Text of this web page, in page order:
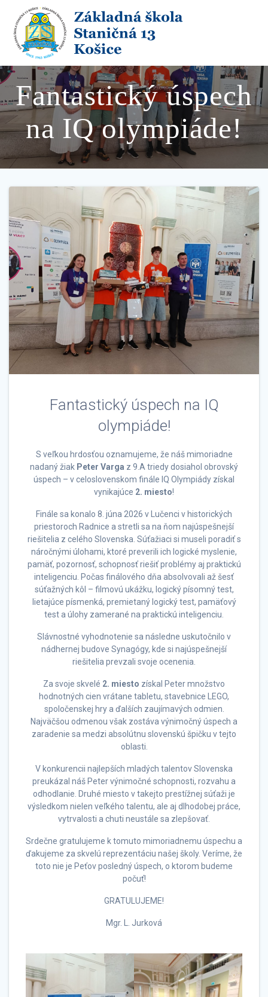
to
content
Fantastický úspech
na IQ olympiáde!
Fantastický úspech na IQ
olympiáde!
S veľkou hrdosťou oznamujeme, že náš mimoriadne
nadaný žiak Peter Varga z 9.A triedy dosiahol obrovský
úspech – v celoslovenskom finále IQ Olympiády získal
vynikajúce 2. miesto!
Finále sa konalo 8. júna 2026 v Lučenci v historických
priestoroch Radnice a stretli sa na ňom najúspešnejší
riešitelia z celého Slovenska. Súťažiaci si museli poradiť s
náročnými úlohami, ktoré preverili ich logické myslenie,
pamäť, pozornosť, schopnosť riešiť problémy aj praktickú
inteligenciu. Počas finálového dňa absolvovali až šesť
súťažných kôl – filmovú ukážku, logický písomný test,
lietajúce písmenká, premietaný logický test, pamäťový
test a úlohy zamerané na praktickú inteligenciu.
Slávnostné vyhodnotenie sa následne uskutočnilo v
nádhernej budove Synagógy, kde si najúspešnejší
riešitelia prevzali svoje ocenenia.
Za svoje skvelé 2. miesto získal Peter množstvo
hodnotných cien vrátane tabletu, stavebnice LEGO,
spoločenskej hry a ďalších zaujímavých odmien.
Najväčšou odmenou však zostáva výnimočný úspech a
zaradenie sa medzi absolútnu slovenskú špičku v tejto
oblasti.
V konkurencii najlepších mladých talentov Slovenska
preukázal náš Peter výnimočné schopnosti, rozvahu a
odhodlanie. Druhé miesto v takejto prestížnej súťaži je
výsledkom nielen veľkého talentu, ale aj dlhodobej práce,
vytrvalosti a chuti neustále sa zlepšovať.
Srdečne gratulujeme k tomuto mimoriadnemu úspechu a
ďakujeme za skvelú reprezentáciu našej školy. Veríme, že
toto nie je Peťov posledný úspech, o ktorom budeme
počuť!
GRATULUJEME!
Mgr. L. Jurková